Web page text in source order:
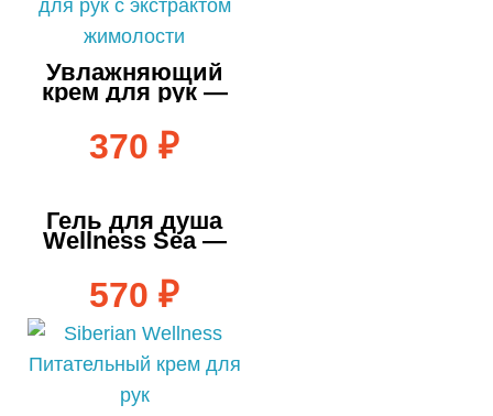
Увлажняющий
крем для рук —
370 ₽
Гель для душа
Wellness Sea —
570 ₽